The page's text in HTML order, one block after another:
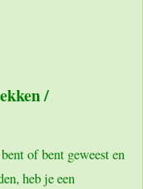
/
of bent geweest en
heb je een